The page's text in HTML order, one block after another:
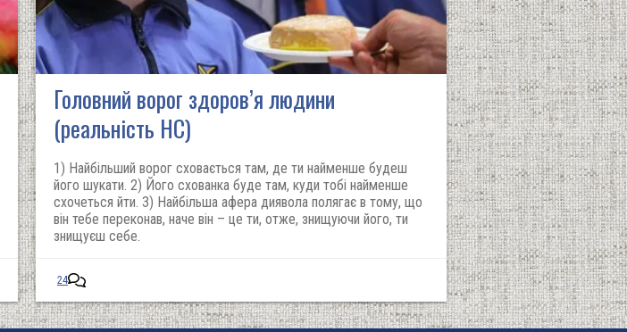
Головний ворог здоров’я людини
(реальність НС)
1) Найбільший ворог сховається там, де ти найменше будеш
його шукати. 2) Його схованка буде там, куди тобі найменше
схочеться йти. 3) Найбільша афера диявола полягає в тому, що
він тебе переконав, наче він – це ти, отже, знищуючи його, ти
знищуєш себе.
24